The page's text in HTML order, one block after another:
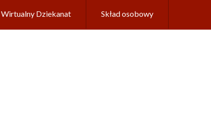
Wirtualny Dziekanat Skład osobowy